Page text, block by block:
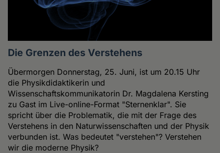
Die Grenzen des Verstehens
Übermorgen Donnerstag, 25. Juni, ist um 20.15 Uhr
die Physikdidaktikerin und
Wissenschaftskommunikatorin Dr. Magdalena Kersting
zu Gast im Live-online-Format "Sternenklar". Sie
spricht über die Problematik, die mit der Frage des
Verstehens in den Naturwissenschaften und der Physik
verbunden ist. Was bedeutet "verstehen"? Verstehen
wir die moderne Physik?